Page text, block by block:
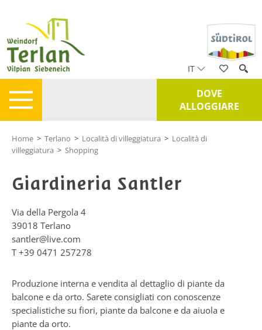
IT
DOVE
ALLOGGIARE
Home > Terlano > Località di villeggiatura > Località di
villeggiatura > Shopping
Giardineria Santler
Via della Pergola 4
39018 Terlano
santler@live.com
T +39 0471 257278
Produzione interna e vendita al dettaglio di piante da
balcone e da orto. Sarete consigliati con conoscenze
specialistiche su fiori, piante da balcone e da aiuola e
piante da orto.